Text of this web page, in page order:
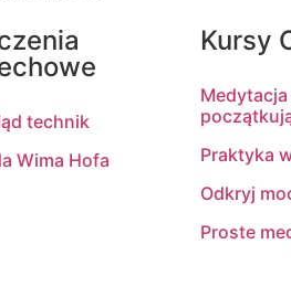
technik
Wima Hofa
Kursy
Medytacja
Praktyka
Odkryj
Proste